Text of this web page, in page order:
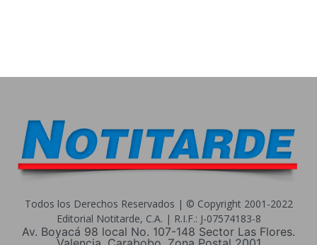
Todos los Derechos Reservados | © Copyright 2001-2022
Editorial Notitarde, C.A. | R.I.F.: J-07574183-8
Av. Boyacá 98 local No. 107-148 Sector Las Flores.